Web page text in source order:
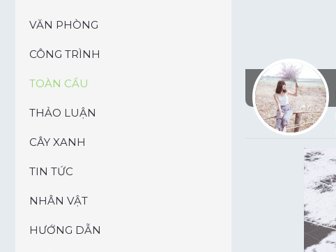
VĂN PHÒNG
CÔNG TRÌNH
TOÀN CẦU
THẢO LUẬN
CÂY XANH
TIN TỨC
NHÂN VẬT
HƯỚNG DẪN